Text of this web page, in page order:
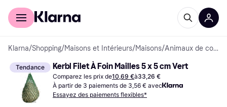
Acheter avec Klarna
Klarna/Shopping/Maisons et Intérieurs/Maisons/ Animaux de compagnie
Tendance Kerbl Filet À Foin Mailles 5 x 5 cm Vert
Comparez les prix de10,69 €à33,26 €
À partir de 3 paiements de 3,56 € avec
Essayez des paiements flexibles*